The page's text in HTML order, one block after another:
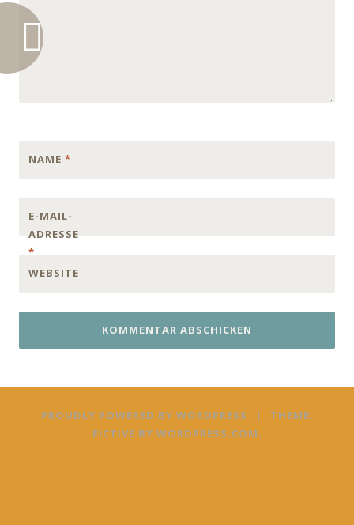
NAME *
E-MAIL-
ADRESSE
*
WEBSITE
PROUDLY POWERED BY WORDPRESS |
THEME:
FICTIVE BY WORDPRESS.COM.